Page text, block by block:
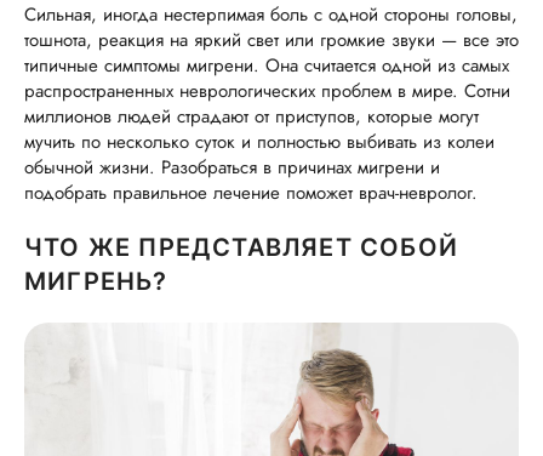
Сильная, иногда нестерпимая боль с одной стороны головы,
тошнота, реакция на яркий свет или громкие звуки — все это
типичные симптомы мигрени. Она считается одной из самых
распространенных неврологических проблем в мире. Сотни
миллионов людей страдают от приступов, которые могут
мучить по несколько суток и полностью выбивать из колеи
обычной жизни. Разобраться в причинах мигрени и
подобрать правильное лечение поможет врач-невролог.
ЧТО ЖЕ ПРЕДСТАВЛЯЕТ СОБОЙ
МИГРЕНЬ?